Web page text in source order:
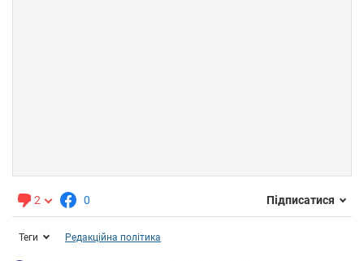
2 0 Підписатися
Теги Редакційна політика